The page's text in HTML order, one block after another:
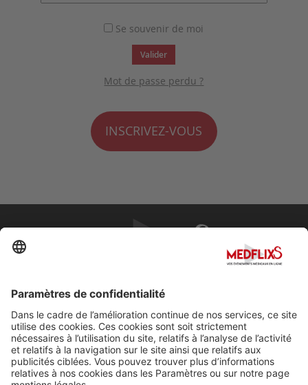
Se souvenir de moi
Valider
Mot de passe perdu ?
INSCRIVEZ-VOUS
À propos de MedflixS®
Aide
Contact
Mentions légales